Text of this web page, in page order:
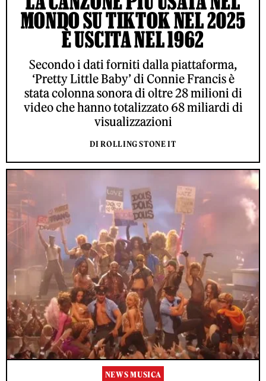
MONDO SU TIKTOK NEL 2025
È USCITA NEL 1962
Secondo i dati forniti dalla piattaforma,
‘Pretty Little Baby’ di Connie Francis è
stata colonna sonora di oltre 28 milioni di
video che hanno totalizzato 68 miliardi di
visualizzazioni
DI ROLLING STONE IT
NEWS MUSICA